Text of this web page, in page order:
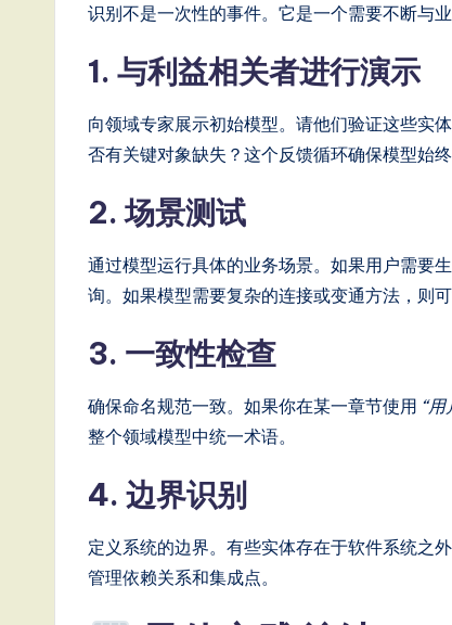
识别不是一次性的事件。它是一个需要不断与
1. 与利益相关者进行演示
向领域专家展示初始模型。请他们验证这些实
否有关键对象缺失？这个反馈循环确保模型始
2. 场景测试
通过模型运行具体的业务场景。如果用户需要
询。如果模型需要复杂的连接或变通方法，则
3. 一致性检查
确保命名规范一致。如果你在某一章节使用 “用
整个领域模型中统一术语。
4. 边界识别
定义系统的边界。有些实体存在于软件系统之
管理依赖关系和集成点。